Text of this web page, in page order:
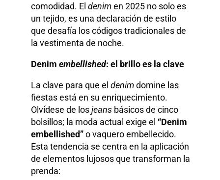
comodidad. Eldenimen 2025 no solo es
un tejido, es una declaración de estilo
que desafía los códigos tradicionales de
la vestimenta de noche.
Denimembellished: el brillo es la clave
La clave para que eldenimdomine las
fiestas está en su enriquecimiento.
Olvídese de losjeans básicos de cinco
bolsillos; la moda actual exige el “Denim
embellished”o vaquero embellecido.
Esta tendencia se centra en la aplicación
de elementos lujosos que transforman la
prenda: